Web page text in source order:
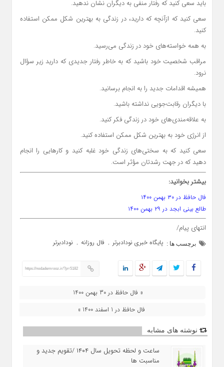
باید سعی کنید که رفتار منفی به دیگران نشان ندهید.
سعی کنید که ازآنچه که دارید، در زندگی به بهترین شکل ممکن استفاده
کنید.
به همه خواسته‌های خود در زندگی می‌رسید.
مراقب شخصیت خود باشید که به خاطر رفتار جدیدی که دارید زیر سؤال
نرود.
همیشه اقدامات جدید را به انجام برسانید.
با دیگران رقابت‌جویی نداشته باشید.
به علاقه‌مندی‌های خود در زندگی فکر کنید.
از انرژی خود به بهترین شکل ممکن استفاده کنید.
سعی کنید که به سختی‌های زندگی خود غلبه کنید و کارهایی را انجام
دهید که در جهت رشدتان مؤثر است.
بیشتر بخوانید:
فال حافظ در ۳۰ بهمن ۱۴۰۰
طالع بینی ابجد در ۲۹ بهمن ۱۴۰۰
انتهای پیام/
برچسب ها : پایگاه خبری نودادبرتر , فال روزانه , نودادبرتر
https://nodademrooz.ir/?p=5182
« فال حافظ در 30 بهمن 1400
فال حافظ در 1 اسفند 1400 »
نوشته های مشابه
ساعت و لحظه تحویل سال ۱۴۰۴ /تقویم جدید و
مناسبت ها